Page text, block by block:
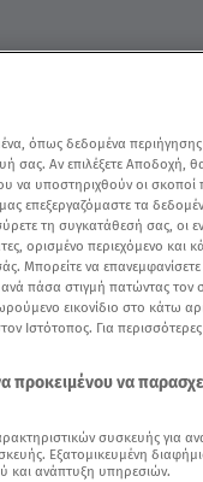
όπως δεδομένα
σας. Αν επιλέξετε Αποδοχή,
να υποστηριχθούν οι σκοποί
επεξεργαζόμαστε τα
τη συγκατάθεσή σας, οι
ορισμένο περιεχόμενο και
Μπορείτε να
ανά πάσα στιγμή πατώντας τον
εικονίδιο στο κάτω
Ιστότοπος. Για
προκειμένου να
συσκευής για
Εξατομικευμένη
και ανάπτυξη υπηρεσιών.